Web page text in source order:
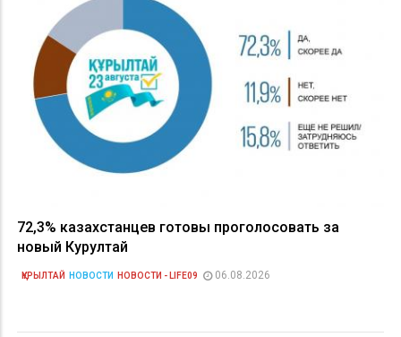
72,3% казахстанцев готовы проголосовать за
новый Курултай
ҚҰРЫЛТАЙ НОВОСТИ НОВОСТИ - LIFE09 06.08.2026